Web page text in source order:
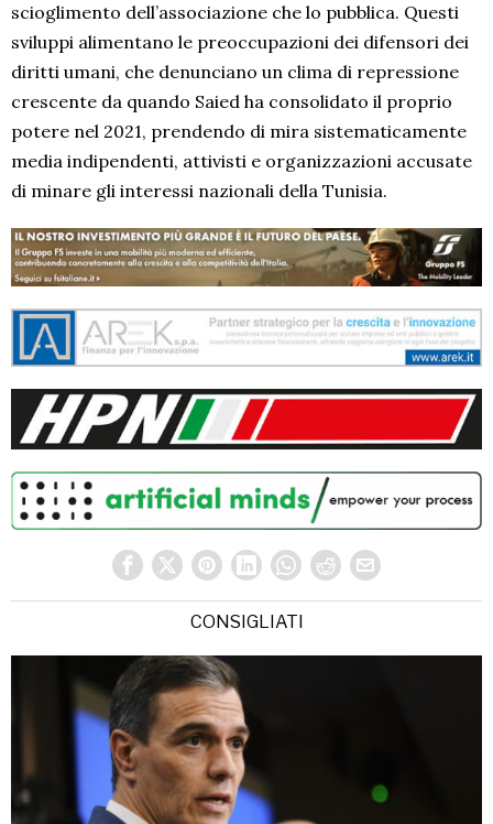
scioglimento dell’associazione che lo pubblica. Questi
sviluppi alimentano le preoccupazioni dei difensori dei
diritti umani, che denunciano un clima di repressione
crescente da quando Saied ha consolidato il proprio
potere nel 2021, prendendo di mira sistematicamente
media indipendenti, attivisti e organizzazioni accusate
di minare gli interessi nazionali della Tunisia.
CONSIGLIATI